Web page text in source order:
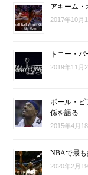
アキーム・
2017年10月
トニー・
2019年11月
ポール・
係を語る
2015年4月
NBAで最も
2020年2月